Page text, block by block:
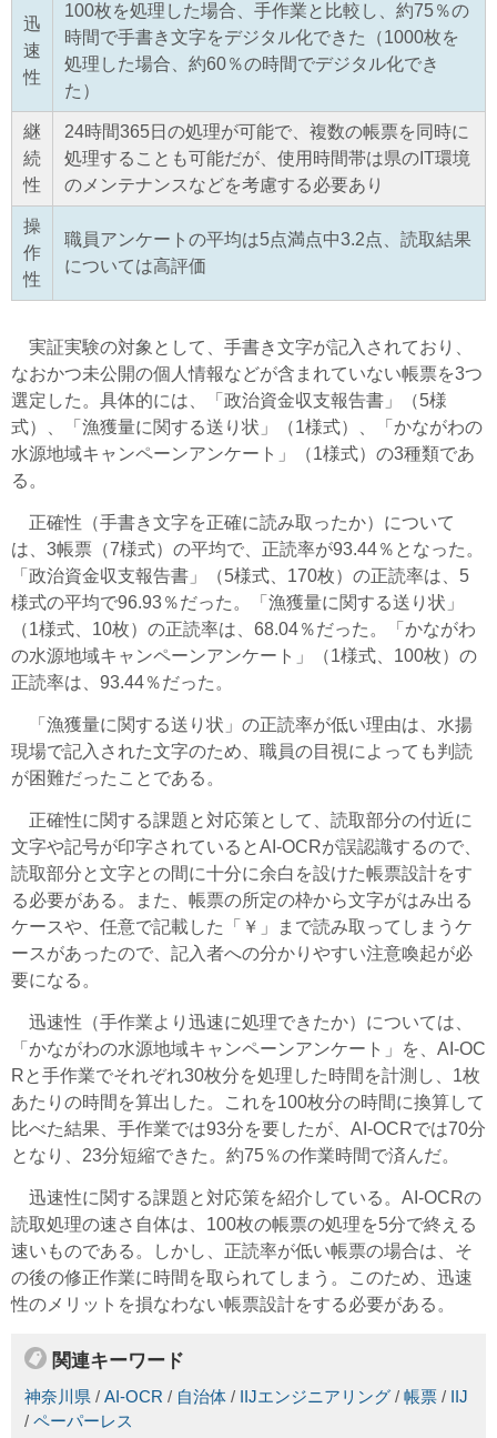
迅
速
性
100枚を処理した場合、手作業と比較し、約75％の
時間で手書き文字をデジタル化できた（1000枚を
処理した場合、約60％の時間でデジタル化でき
た）
継
続
性
24時間365日の処理が可能で、複数の帳票を同時に
処理することも可能だが、使用時間帯は県のIT環境
のメンテナンスなどを考慮する必要あり
操
作
性
職員アンケートの平均は5点満点中3.2点、読取結果
については高評価
実証実験の対象として、手書き文字が記入されており、
なおかつ未公開の個人情報などが含まれていない帳票を3つ
選定した。具体的には、「政治資金収支報告書」（5様
式）、「漁獲量に関する送り状」（1様式）、「かながわの
水源地域キャンペーンアンケート」（1様式）の3種類であ
る。
正確性（手書き文字を正確に読み取ったか）について
は、3帳票（7様式）の平均で、正読率が93.44％となった。
「政治資金収支報告書」（5様式、170枚）の正読率は、5
様式の平均で96.93％だった。「漁獲量に関する送り状」
（1様式、10枚）の正読率は、68.04％だった。「かながわ
の水源地域キャンペーンアンケート」（1様式、100枚）の
正読率は、93.44％だった。
「漁獲量に関する送り状」の正読率が低い理由は、水揚
現場で記入された文字のため、職員の目視によっても判読
が困難だったことである。
正確性に関する課題と対応策として、読取部分の付近に
文字や記号が印字されているとAI-OCRが誤認識するので、
読取部分と文字との間に十分に余白を設けた帳票設計をす
る必要がある。また、帳票の所定の枠から文字がはみ出る
ケースや、任意で記載した「￥」まで読み取ってしまうケ
ースがあったので、記入者への分かりやすい注意喚起が必
要になる。
迅速性（手作業より迅速に処理できたか）については、
「かながわの水源地域キャンペーンアンケート」を、AI-OC
Rと手作業でそれぞれ30枚分を処理した時間を計測し、1枚
あたりの時間を算出した。これを100枚分の時間に換算して
比べた結果、手作業では93分を要したが、AI-OCRでは70分
となり、23分短縮できた。約75％の作業時間で済んだ。
迅速性に関する課題と対応策を紹介している。AI-OCRの
読取処理の速さ自体は、100枚の帳票の処理を5分で終える
速いものである。しかし、正読率が低い帳票の場合は、そ
の後の修正作業に時間を取られてしまう。このため、迅速
性のメリットを損なわない帳票設計をする必要がある。
関連キーワード
神奈川県 / AI-OCR / 自治体 / IIJエンジニアリング / 帳票 /
IIJ
/ ペーパーレス